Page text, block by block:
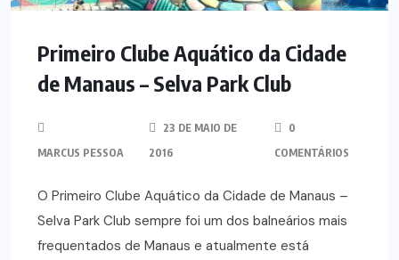
Primeiro Clube Aquático da Cidade
de Manaus – Selva Park Club
MARCUS PESSOA
23 DE MAIO DE
2016
0
COMENTÁRIOS
O Primeiro Clube Aquático da Cidade de Manaus –
Selva Park Club sempre foi um dos balneários mais
frequentados de Manaus e atualmente está